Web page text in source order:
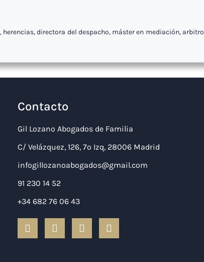
directora del despacho, máster en mediación, arbitro
Contacto
Gil Lozano Abogados de Familia
C/ Velázquez, 126, 7º Izq, 28006 Madrid
infogillozanoabogados@gmail.com
91 230 14 52
+34 682 76 06 43
F
a
T
w
L
i
I
n